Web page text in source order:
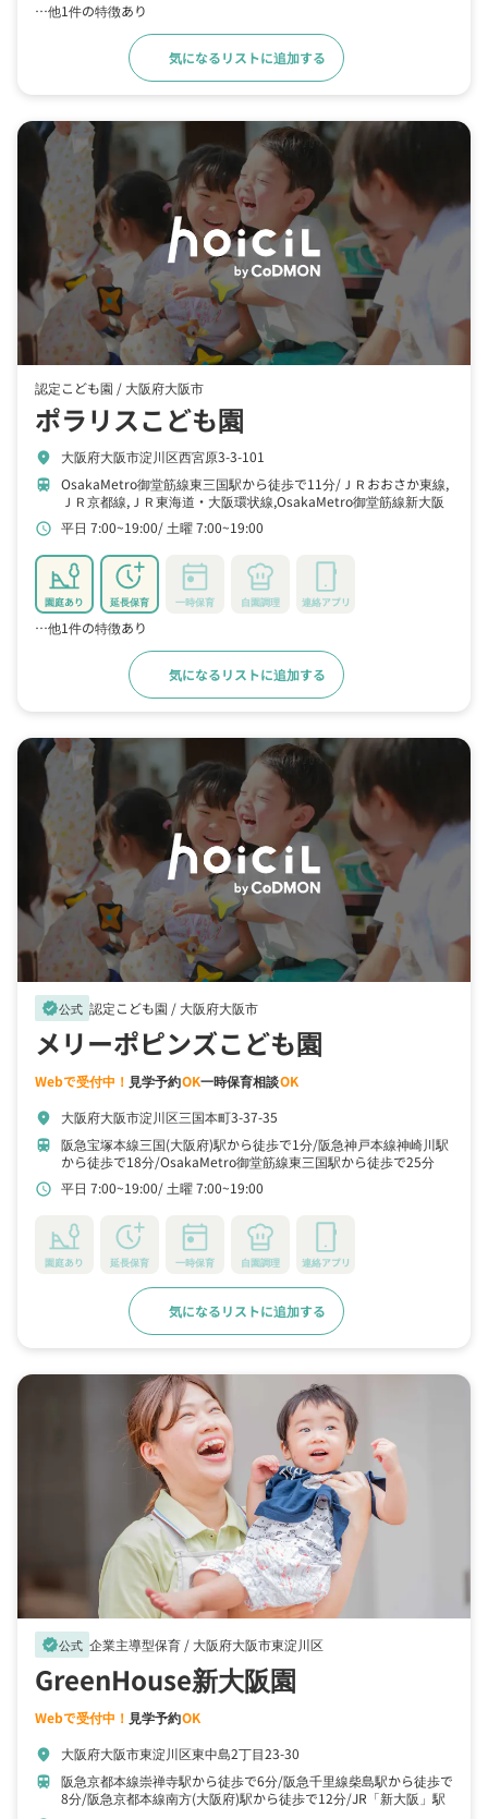
…他1件の特徴あり
気になるリストに追加する
認定こども園 / 大阪府大阪市
ポラリスこども園
location_on 大阪府大阪市淀川区西宮原3-3-101
train OsakaMetro御堂筋線東三国駅から徒歩で11分
ＪＲおおさか東線,
ＪＲ京都線,ＪＲ東海道・大阪環状線,OsakaMetro御堂筋線新大阪
駅から徒歩で20分 阪急宝塚本線三国(大阪府)駅から徒歩で15分
schedule 平日 7:00~19:00 土曜 7:00~19:00
園庭あり 延長保育 一時保育 自園調理 連絡アプリ
…他1件の特徴あり
気になるリストに追加する
verified公式 認定こども園 / 大阪府大阪市
メリーポピンズこども園
Webで受付中！ 見学予約OK一時保育相談OK
location_on 大阪府大阪市淀川区三国本町3-37-35
train 阪急宝塚本線三国(大阪府)駅から徒歩で1分 阪急神戸本線神崎川駅
から徒歩で18分 OsakaMetro御堂筋線東三国駅から徒歩で25分
schedule 平日 7:00~19:00 土曜 7:00~19:00
園庭あり 延長保育 一時保育 自園調理 連絡アプリ
気になるリストに追加する
verified公式 企業主導型保育 / 大阪府大阪市東淀川区
GreenHouse新大阪園
Webで受付中！ 見学予約OK
location_on 大阪府大阪市東淀川区東中島2丁目23-30
train 阪急京都本線崇禅寺駅から徒歩で6分 阪急千里線柴島駅から徒歩で
8分 阪急京都本線南方(大阪府)駅から徒歩で12分 JR「新大阪」駅